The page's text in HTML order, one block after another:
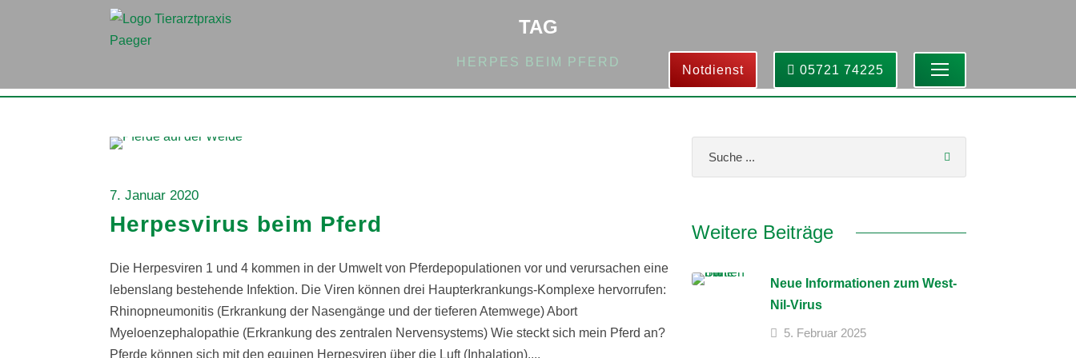
Notdienst 05721 74225
TAG
HERPES BEIM PFERD
7. Januar 2020
Herpesvirus beim Pferd
Die Herpesviren 1 und 4 kommen in der Umwelt von Pferdepopulationen vor und verursachen eine
lebenslang bestehende Infektion. Die Viren können drei Haupterkrankungs-Komplexe hervorrufen:
Rhinopneumonitis (Erkrankung der Nasengänge und der tieferen Atemwege) Abort
Myeloenzephalopathie (Erkrankung des zentralen Nervensystems) Wie steckt sich mein Pferd an?
Pferde können sich mit den equinen Herpesviren über die Luft (Inhalation),...
Weitere Beiträge
Neue Informationen zum West-
Nil-Virus
5. Februar 2025